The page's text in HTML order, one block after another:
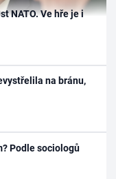
NATO. Ve hře je i
na bránu,
Podle sociologů